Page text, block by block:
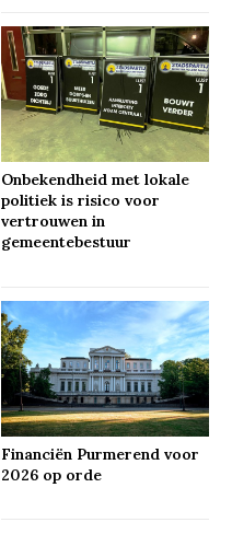
Onbekendheid met lokale
politiek is risico voor
vertrouwen in
gemeentebestuur
Financiën Purmerend voor
2026 op orde